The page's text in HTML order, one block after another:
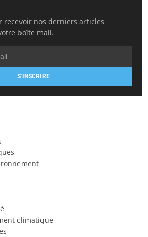
recevoir nos derniers articles
boîte mail.
S'INSCRIRE
climatique